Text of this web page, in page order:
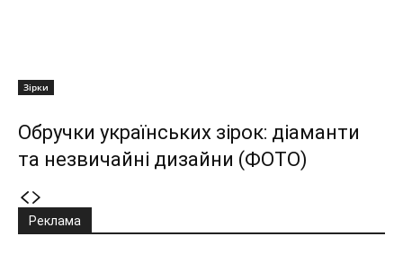
Зірки
Обручки українських зірок: діаманти
та незвичайні дизайни (ФОТО)
Реклама